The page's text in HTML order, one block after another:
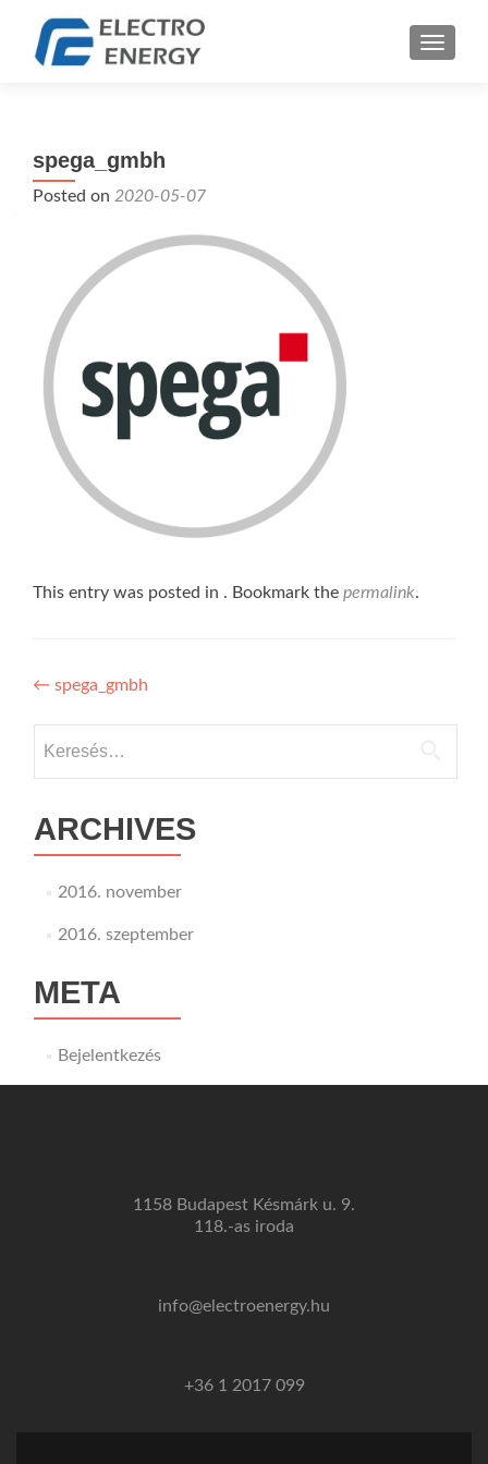
spega_gmbh
Posted on 2020-05-07
This entry was posted in . Bookmark the permalink.
Bejegyzés
navigáció
← spega_gmbh
ARCHIVES
2016. november
2016. szeptember
META
Bejelentkezés
1158 Budapest Késmárk u. 9.
118.-as iroda
info@electroenergy.hu
+36 1 2017 099